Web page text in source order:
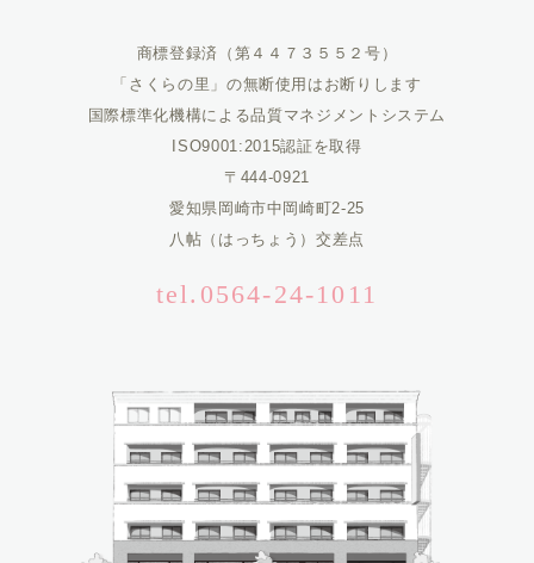
商標登録済（第４４７３５５２号）
「さくらの里」の無断使用はお断りします
国際標準化機構による品質マネジメントシステム
ISO9001:2015認証を取得
〒444-0921
愛知県岡崎市中岡崎町2-25
八帖（はっちょう）交差点
tel.0564-24-1011